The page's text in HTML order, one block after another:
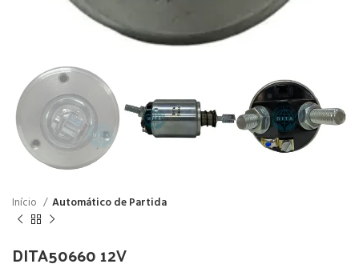
Início Automático de Partida
DITA50660 12V